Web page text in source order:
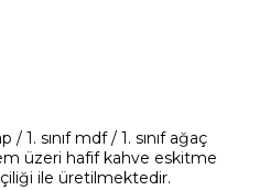
/ 1. sınıf mdf / 1. sınıf ağaç
üzeri hafif kahve eskitme
ile üretilmektedir.